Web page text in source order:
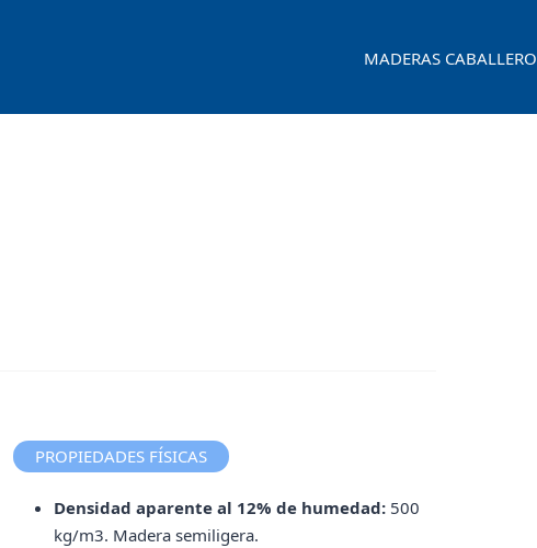
MADERAS CABALLERO
PROPIEDADES FÍSICAS
Densidad aparente al 12% de humedad: 500
kg/m3. Madera semiligera.